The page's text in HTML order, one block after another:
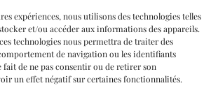
expériences, nous utilisons des technologies telles
et/ou accéder aux informations des appareils.
technologies nous permettra de traiter des
de navigation ou les identifiants
fait de ne pas consentir ou de retirer son
un effet négatif sur certaines fonctionnalités.